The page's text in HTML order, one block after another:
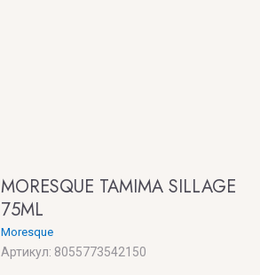
MORESQUE TAMIMA SILLAGE
75ML
Moresque
Артикул: 8055773542150